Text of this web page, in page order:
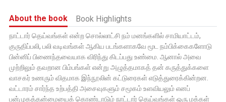
About the book Book Highlights
நாட்டார் தெய்வங்கள் என்ற சொல்லாட்சி நம் மனங்களில் சாமியாட்டம்,
குருதிப்பலி, பலி வடிவங்கள் ஆகிய படங்களாகவே மூட நம்பிக்கைகளோடு
பின்னிப் பிணைந்தவையாக விரிந்து கிடப்பது உண்மை. ஆனால் அவை
முற்றிலும் தவறான பிம்பங்கள் என்று அழுத்தமாகத் தன் கருத்துக்களை
வாசகர் உணரும் விதமாக இந்நூலின் கட்டுரைகள் எடுத்துரைக்கின்றன.
வட்டாரம் சார்ந்த உற்பத்தி அசைவுகளும் சமூகம் உளவியலும் எனப்
பன்முகத்தன்மையைக் கொண்டாடும் நாட்டார் தெய்வங்கள் ஒரு மக்கள்